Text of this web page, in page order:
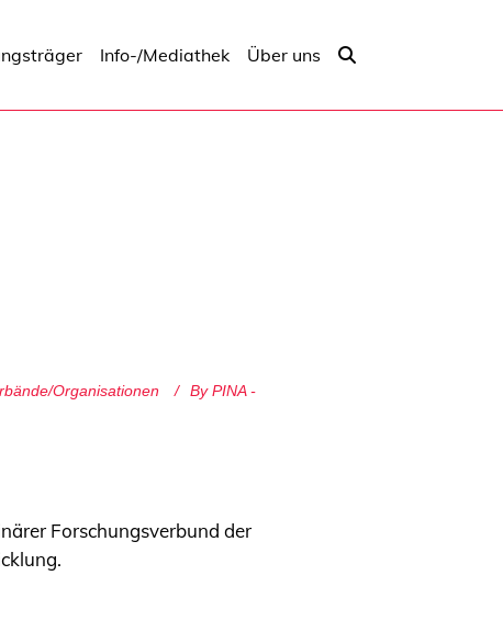
Info-/Mediathek Über uns
Organisationen By PINA -
Forschungsverbund der